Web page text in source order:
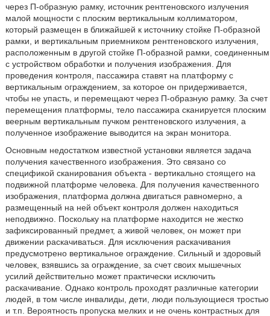
через П-образную рамку, источник рентгеновского излучения
малой мощности с плоским вертикальным коллиматором,
который размещен в ближайшей к источнику стойке П-образной
рамки, и вертикальным приемником рентгеновского излучения,
расположенным в другой стойке П-образной рамки, соединенным
с устройством обработки и получения изображения. Для
проведения контроля, пассажира ставят на платформу с
вертикальным ограждением, за которое он придерживается,
чтобы не упасть, и перемещают через П-образную рамку. За счет
перемещения платформы, тело пассажира сканируется плоским
веерным вертикальным пучком рентгеновского излучения, а
полученное изображение выводится на экран монитора.
Основным недостатком известной установки является задача
получения качественного изображения. Это связано со
спецификой сканирования объекта - вертикально стоящего на
подвижной платформе человека. Для получения качественного
изображения, платформа должна двигаться равномерно, а
размещенный на ней объект контроля должен находиться
неподвижно. Поскольку на платформе находится не жестко
зафиксированный предмет, а живой человек, он может при
движении раскачиваться. Для исключения раскачивания
предусмотрено вертикальное ограждение. Сильный и здоровый
человек, взявшись за ограждение, за счет своих мышечных
усилий действительно может практически исключить
раскачивание. Однако контроль проходят различные категории
людей, в том числе инвалиды, дети, люди пользующиеся тростью
и т.п. Вероятность пропуска мелких и не очень контрастных для